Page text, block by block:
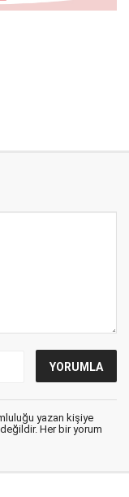
yazan kişiye
Her bir yorum